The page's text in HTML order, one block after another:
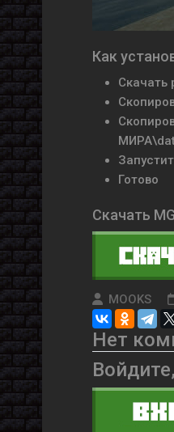
Как
Скачать
Готово
Скачать
MOOKS
Нет